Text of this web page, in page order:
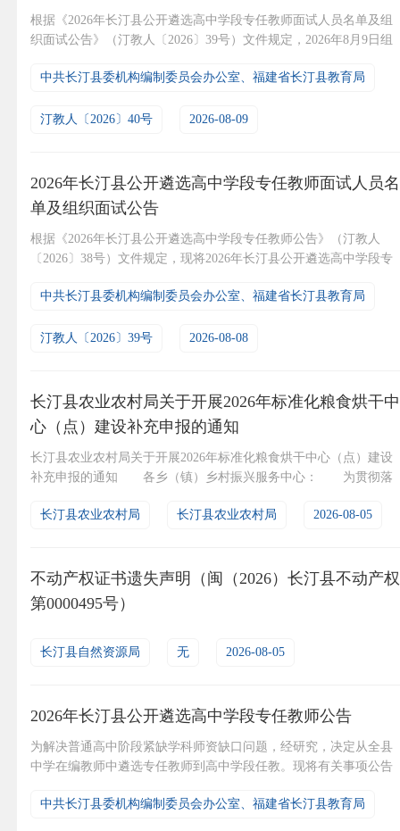
根据《2026年长汀县公开遴选高中学段专任教师面试人员名单及组
织面试公告》（汀教人〔2026〕39号）文件规定，2026年8月9日组
遴选入围对象。各入围对象在8月15日前与遴选学校签订岗位聘任协
议书或不配合办理行政及工资转移手续的，取消遴...
中共长汀县委机构编制委员会办公室、福建省长汀县教育局
汀教人〔2026〕40号 2026-08-09
2026年长汀县公开遴选高中学段专任教师面试人员名
单及组织面试公告
根据《2026年长汀县公开遴选高中学段专任教师公告》（汀教人
〔2026〕38号）文件规定，现将2026年长汀县公开遴选高中学段专
坚持“公开、平等、竞争、择优”的原则，优化考试、考核的内容和
实用性、科学性；注重纪律、监督、保密工作，纪检监...
中共长汀县委机构编制委员会办公室、福建省长汀县教育局
汀教人〔2026〕39号 2026-08-08
长汀县农业农村局关于开展2026年标准化粮食烘干中
心（点）建设补充申报的通知
长汀县农业农村局关于开展2026年标准化粮食烘干中心（点）建设
补充申报的通知 各乡（镇）乡村振兴服务中心： 为贯彻落
方案》（农机发〔2026〕2号）精神，加快提升我县粮食产地烘干能
长汀县农业农村局 长汀县农业农村局 2026-08-05
不动产权证书遗失声明（闽（2026）长汀县不动产权
第0000495号）
长汀县自然资源局 无 2026-08-05
2026年长汀县公开遴选高中学段专任教师公告
为解决普通高中阶段紧缺学科师资缺口问题，经研究，决定从全县
中学在编教师中遴选专任教师到高中学段任教。现将有关事项公告
位、学科见附件1。二、遴选条件（一）爱岗敬业，遵纪守法，表现
中共长汀县委机构编制委员会办公室、福建省长汀县教育局